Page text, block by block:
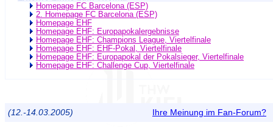
Homepage FC Barcelona (ESP)
2. Homepage FC Barcelona (ESP)
Homepage EHF
Homepage EHF: Europapokalergebnisse
Homepage EHF: Champions League, Viertelfinale
Homepage EHF: EHF-Pokal, Viertelfinale
Homepage EHF: Europapokal der Pokalsieger, Viertelfinale
Homepage EHF: Challenge Cup, Viertelfinale
(12.-14.03.2005) Ihre Meinung im Fan-Forum?